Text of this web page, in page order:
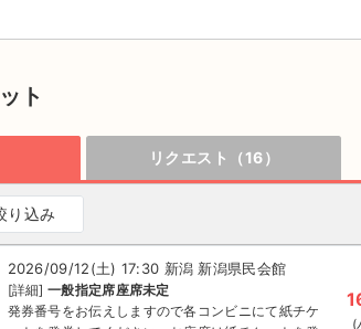
ト
リクエスト（16）
り込み
2026/09/12(土) 17:30 新潟 新潟県民会館
[詳細]一般指定席座席未定
発券番号をお伝えしますので各コンビニにて紙チケ